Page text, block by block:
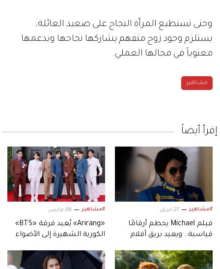
وحتى تستطيع المرأة النجاح على صعيد العائلة،
يستلزم وجود زوج متفهم يشاركها نجاحها ويدعمها
معنوياً في مجالها العملي.
مشاهير
إقرأ أيضاً
#مشاهير 27 ابريل
فيلم Michael يحطم أرقامًا
قياسية.. ويعيد بريق أفلام
#مشاهير 06 مارس
«Arirang» يُعيد فرقة «BTS»
الكورية الشهيرة إلى الأضواء